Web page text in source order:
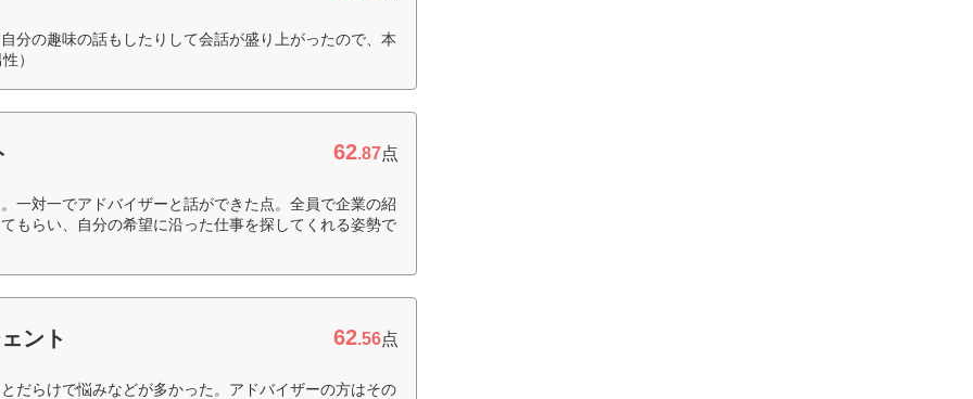
分の趣味の話もしたりして会話が盛り上がったので、本
）
62.87点
一対一でアドバイザーと話ができた点。全員で企業の紹
もらい、自分の希望に沿った仕事を探してくれる姿勢で
ント 62.56点
だらけで悩みなどが多かった。アドバイザーの方はその